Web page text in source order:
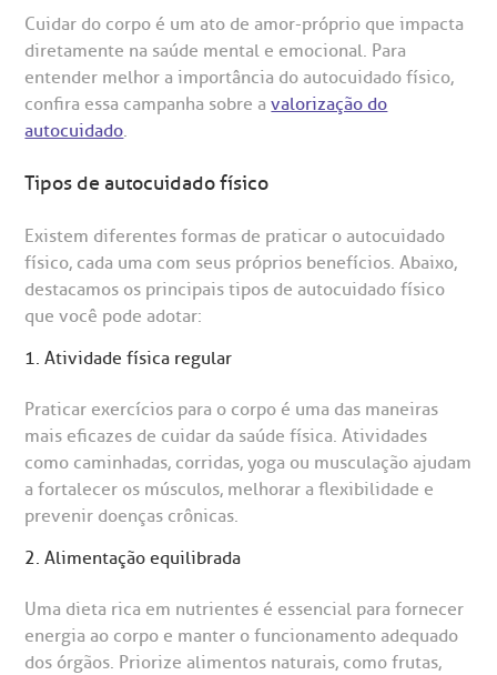
ouvidoria@bp.org.br
Fale Conosco
Endereço:
Rua Maestro Cardim, 769
CEP: 01323-001 | Bela Vista
São Paulo - SP
BP Mirante
Saiba mais
Endereço:
R. Martiniano de Carvalho, 965
São Paulo - SP
social da BP
corporativa
social
a BP
Conosco
de Benchmarking
Telemedicina BP
Centro de Doenças Autoimunes
socorro
de cópia de prontuário médico
de orçamento particular
de veracidade de atestado
atendimento
Cirurgia
frequentes
de Excelência em Ortopedia
especialidades
Cuidar do corpo é um ato de amor-próprio que impacta
diretamente na saúde mental e emocional. Para
entender melhor a importância do autocuidado físico,
confira essa campanha sobre avalorização do
autocuidado.
Tipos de autocuidado físico
Existem diferentes formas de praticar o autocuidado
físico, cada uma com seus próprios benefícios. Abaixo,
destacamos os principais tipos de autocuidado físico
que você pode adotar:
1. Atividade física regular
Praticar exercícios para o corpo é uma das maneiras
mais eficazes de cuidar da saúde física. Atividades
como caminhadas, corridas, yoga ou musculação ajudam
a fortalecer os músculos, melhorar a flexibilidade e
prevenir doenças crônicas.
2. Alimentação equilibrada
Uma dieta rica em nutrientes é essencial para fornecer
energia ao corpo e manter o funcionamento adequado
dos órgãos. Priorize alimentos naturais, como frutas,